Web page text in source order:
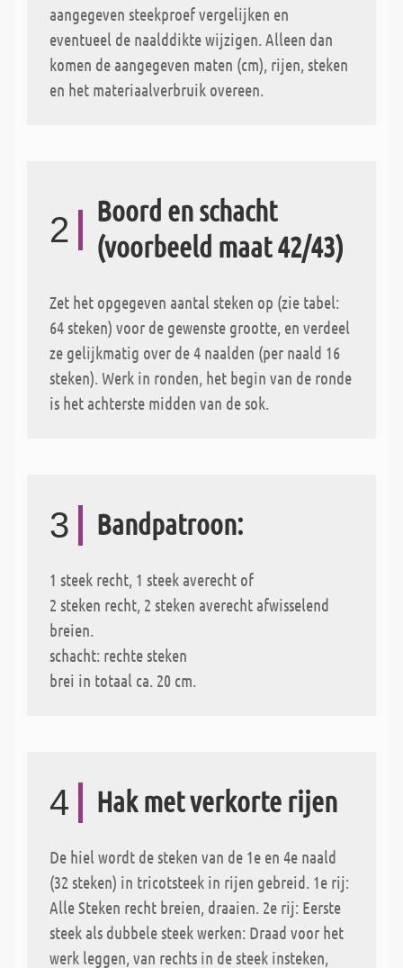
aangegeven steekproef vergelijken en
eventueel de naalddikte wijzigen. Alleen dan
komen de aangegeven maten (cm), rijen, steken
en het materiaalverbruik overeen.
2
Boord en schacht
(voorbeeld maat 42/43)
Zet het opgegeven aantal steken op (zie tabel:
64 steken) voor de gewenste grootte, en verdeel
ze gelijkmatig over de 4 naalden (per naald 16
steken). Werk in ronden, het begin van de ronde
is het achterste midden van de sok.
3 Bandpatroon:
1 steek recht, 1 steek averecht of
2 steken recht, 2 steken averecht afwisselend
breien.
schacht: rechte steken
brei in totaal ca. 20 cm.
4 Hak met verkorte rijen
De hiel wordt de steken van de 1e en 4e naald
(32 steken) in tricotsteek in rijen gebreid. 1e rij:
Alle Steken recht breien, draaien. 2e rij: Eerste
steek als dubbele steek werken: Draad voor het
werk leggen, van rechts in de steek insteken,